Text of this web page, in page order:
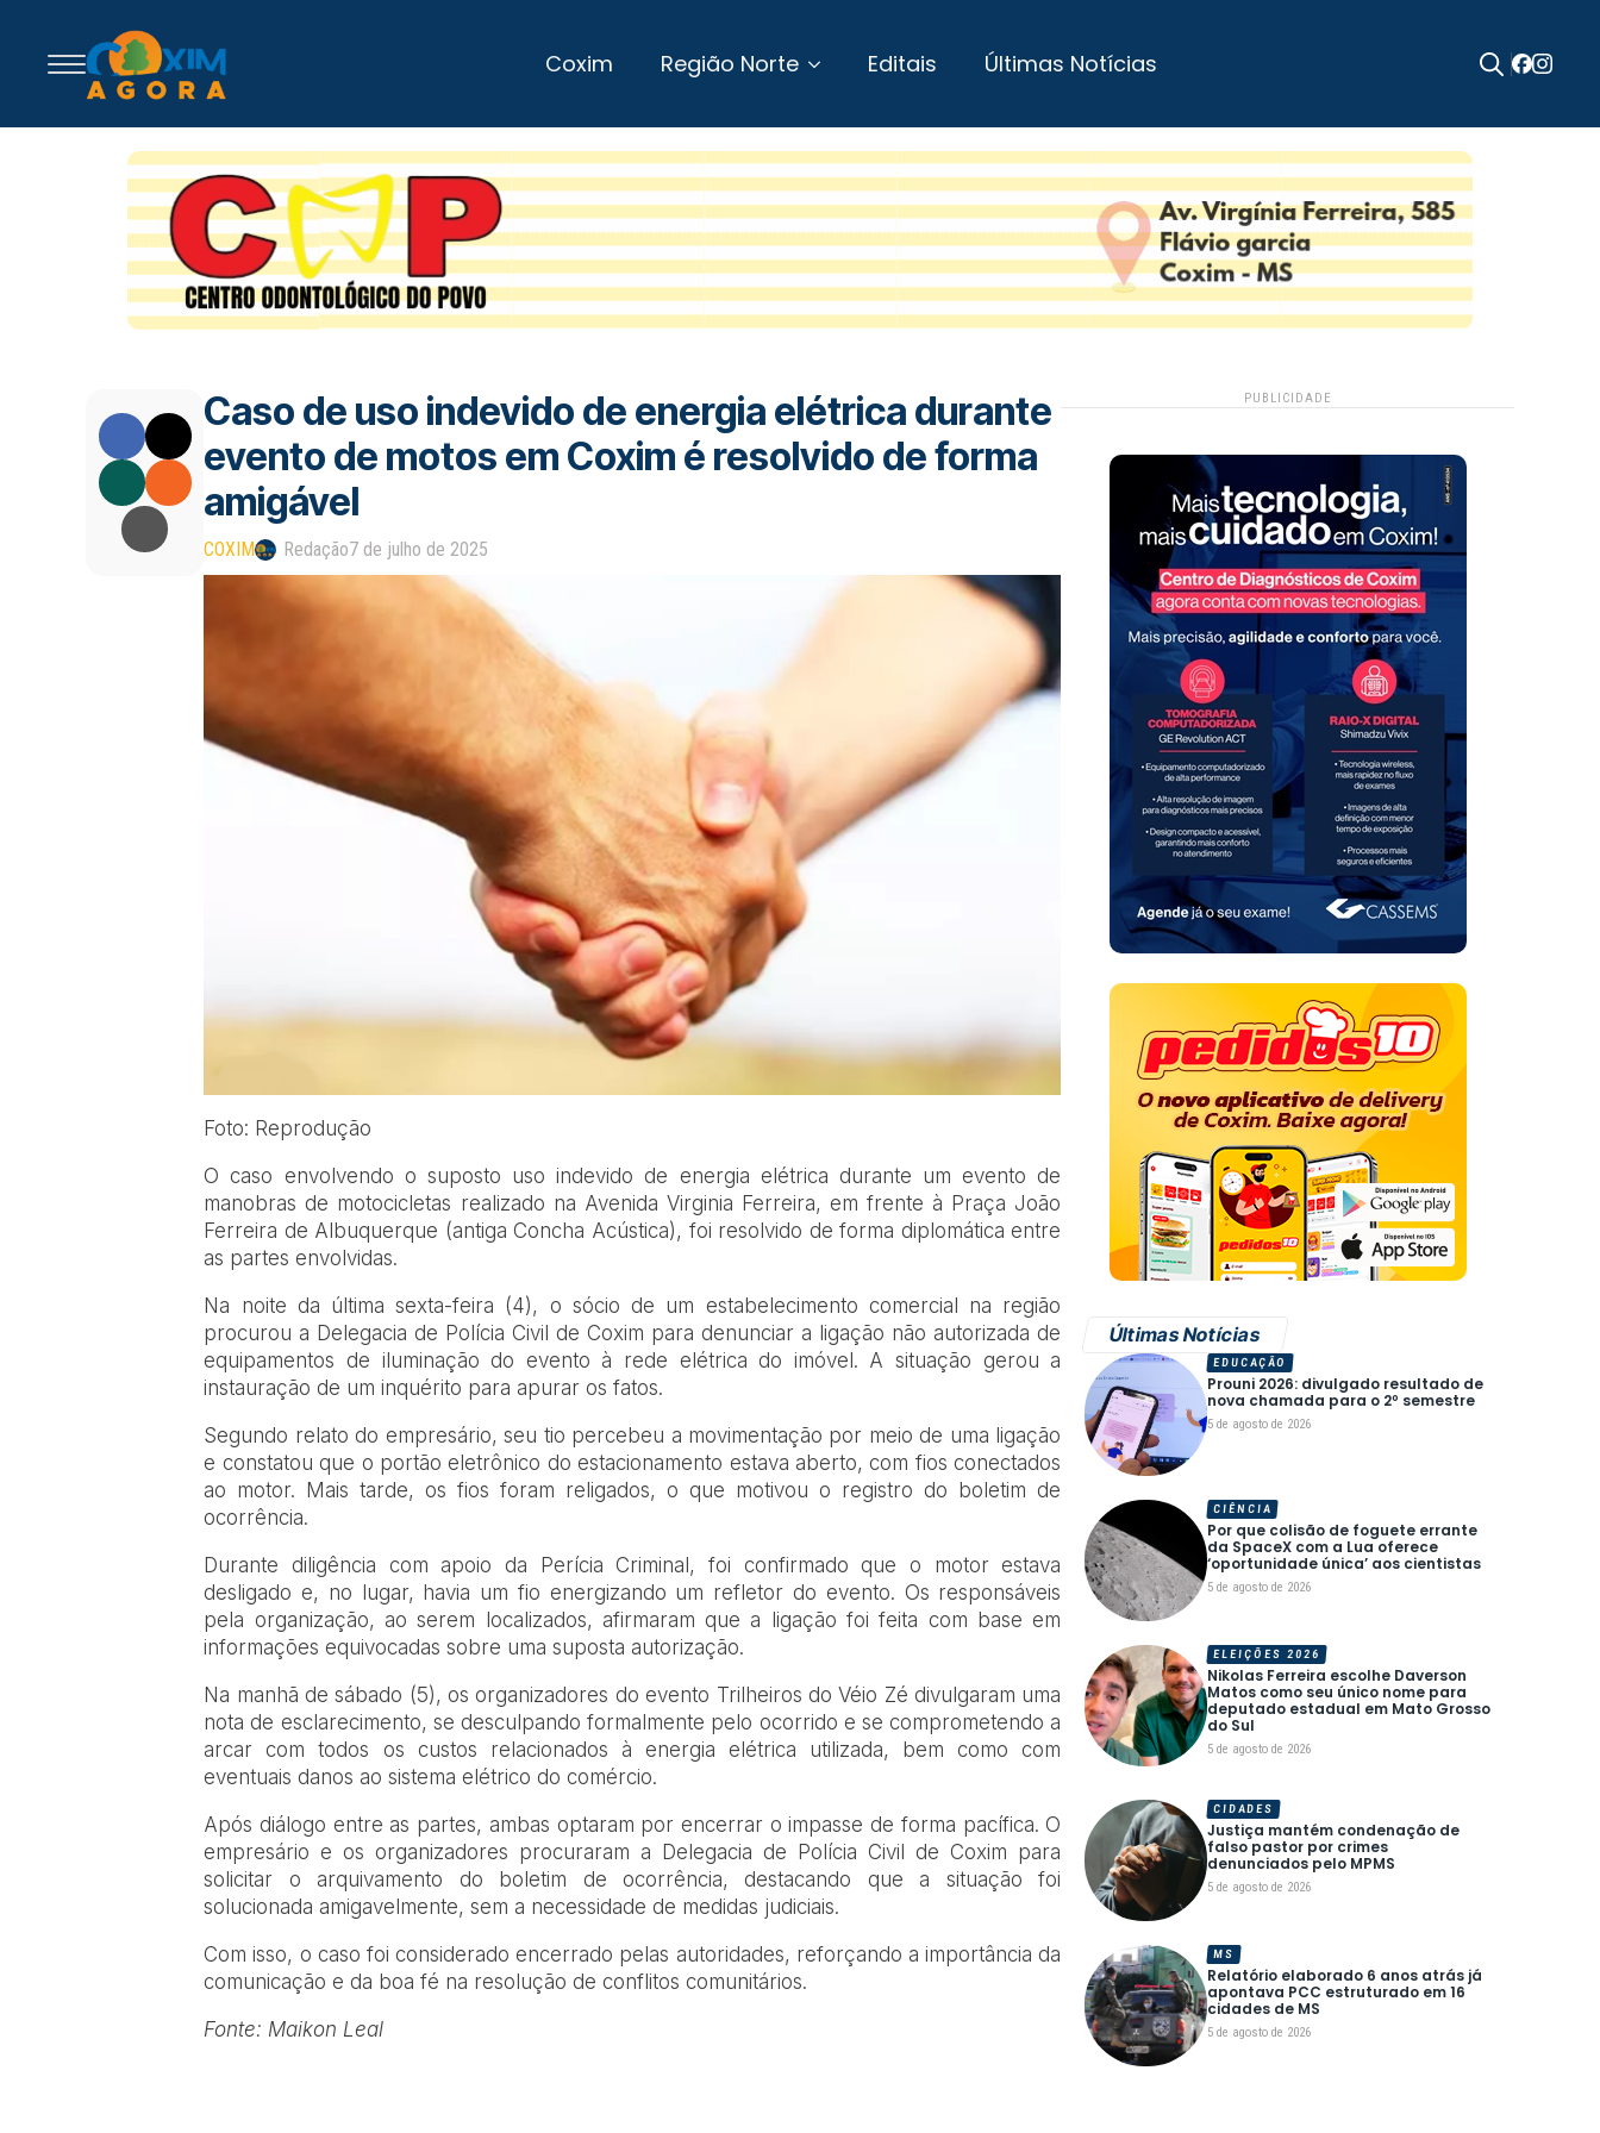
Coxim Região Norte Editais Últimas Notícias
Caso de uso indevido de energia elétrica durante
evento de motos em Coxim é resolvido de forma
amigável
COXIM Redação7 de julho de 2025
Foto: Reprodução
O caso envolvendo o suposto uso indevido de energia elétrica durante um evento de
manobras de motocicletas realizado na Avenida Virginia Ferreira, em frente à Praça João
Ferreira de Albuquerque (antiga Concha Acústica), foi resolvido de forma diplomática entre
as partes envolvidas.
Na noite da última sexta-feira (4), o sócio de um estabelecimento comercial na região
procurou a Delegacia de Polícia Civil de Coxim para denunciar a ligação não autorizada de
equipamentos de iluminação do evento à rede elétrica do imóvel. A situação gerou a
instauração de um inquérito para apurar os fatos.
Segundo relato do empresário, seu tio percebeu a movimentação por meio de uma ligação
e constatou que o portão eletrônico do estacionamento estava aberto, com fios conectados
ao motor. Mais tarde, os fios foram religados, o que motivou o registro do boletim de
ocorrência.
Durante diligência com apoio da Perícia Criminal, foi confirmado que o motor estava
desligado e, no lugar, havia um fio energizando um refletor do evento. Os responsáveis
pela organização, ao serem localizados, afirmaram que a ligação foi feita com base em
informações equivocadas sobre uma suposta autorização.
Na manhã de sábado (5), os organizadores do evento Trilheiros do Véio Zé divulgaram uma
nota de esclarecimento, se desculpando formalmente pelo ocorrido e se comprometendo a
arcar com todos os custos relacionados à energia elétrica utilizada, bem como com
eventuais danos ao sistema elétrico do comércio.
Após diálogo entre as partes, ambas optaram por encerrar o impasse de forma pacífica. O
empresário e os organizadores procuraram a Delegacia de Polícia Civil de Coxim para
solicitar o arquivamento do boletim de ocorrência, destacando que a situação foi
solucionada amigavelmente, sem a necessidade de medidas judiciais.
Com isso, o caso foi considerado encerrado pelas autoridades, reforçando a importância da
comunicação e da boa fé na resolução de conflitos comunitários.
Fonte: Maikon Leal
PUBLICIDADE
Últimas Notícias
Prouni 2026: divulgado resultado de
nova chamada para o 2º semestre
5 de agosto de 2026
EDUCAÇÃO
Por que colisão de foguete errante
da SpaceX com a Lua oferece
‘oportunidade única’ aos cientistas
5 de agosto de 2026
CIÊNCIA
Nikolas Ferreira escolhe Daverson
Matos como seu único nome para
deputado estadual em Mato Grosso
do Sul
5 de agosto de 2026
ELEIÇÕES 2026
Justiça mantém condenação de
falso pastor por crimes
denunciados pelo MPMS
5 de agosto de 2026
CIDADES
Relatório elaborado 6 anos atrás já
apontava PCC estruturado em 16
cidades de MS
5 de agosto de 2026
MS